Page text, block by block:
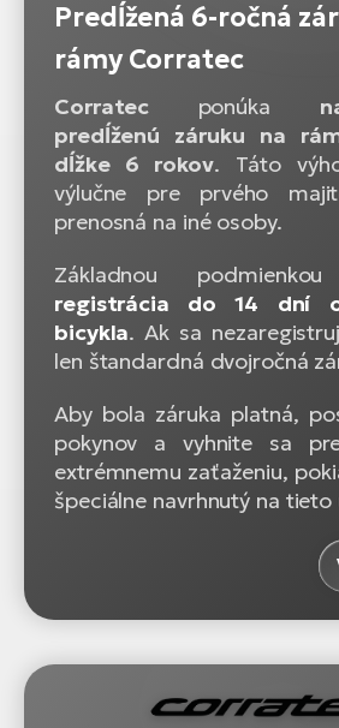
Predĺžená 6-ročná
rámy Corratec
Corratec ponúka
predĺženú záruku na
dĺžke 6 rokov. Táto
výlučne pre prvého
prenosná na iné osoby.
Základnou
registrácia do 14 dní
bicykla. Ak sa
len štandardná dvojročná
Aby bola záruka platná,
pokynov a vyhnite sa
extrémnemu zaťaženiu,
špeciálne navrhnutý na tieto